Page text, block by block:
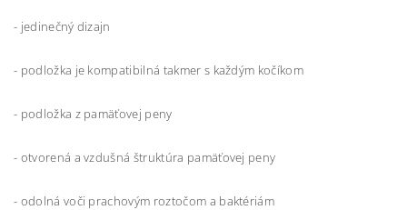
- jedinečný dizajn
- podložka je kompatibilná takmer s každým kočíkom
- podložka z pamäťovej peny
- otvorená a vzdušná štruktúra pamäťovej peny
- odolná voči prachovým roztočom a baktériám